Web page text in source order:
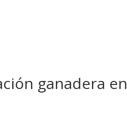
ganadera en